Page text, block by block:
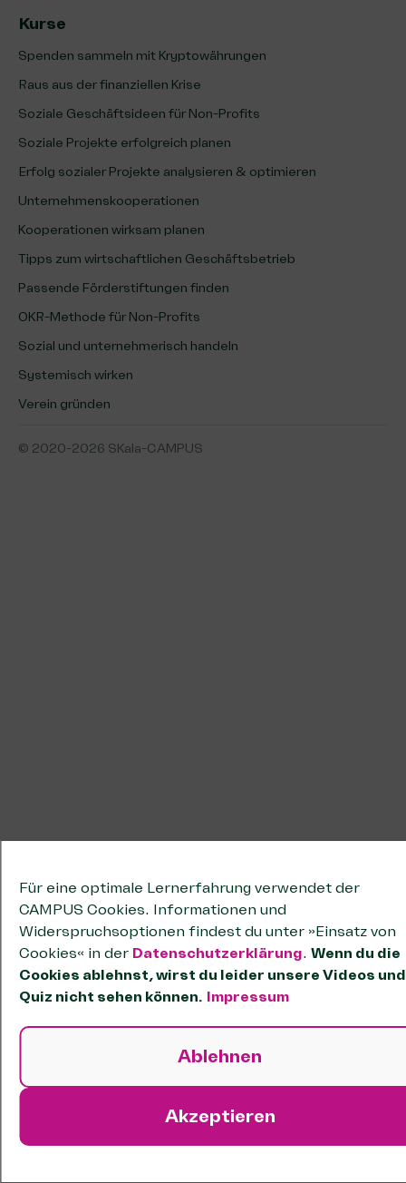
Für eine optimale Lernerfahrung verwendet der
CAMPUS Cookies. Informationen und
Widerspruchsoptionen findest du unter »Einsatz von
Cookies« in der Datenschutzerklärung. Wenn du die
Cookies ablehnst, wirst du leider unsere Videos und
Quiz nicht sehen können. Impressum
Akzeptieren
Ablehnen
Kurse
Spenden sammeln mit Kryptowährungen
Raus aus der finanziellen Krise
Soziale Geschäftsideen für Non-Profits
Soziale Projekte erfolgreich planen
Erfolg sozialer Projekte analysieren & optimieren
Unternehmenskooperationen
Kooperationen wirksam planen
Tipps zum wirtschaftlichen Geschäftsbetrieb
Passende Förderstiftungen finden
OKR-Methode für Non-Profits
Sozial und unternehmerisch handeln
Systemisch wirken
Verein gründen
© 2020-2026 SKala-CAMPUS